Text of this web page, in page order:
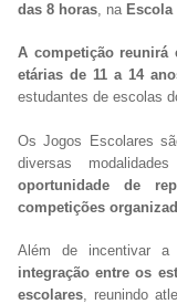
das 8 horas, na
A competição reunirá
etárias de 11 a 14
estudantes de escolas
Os Jogos Escolares
diversas modalidades
oportunidade de
competições
Além de incentivar
integração entre os
escolares , reunindo